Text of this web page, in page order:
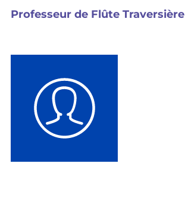
Professeur de Flûte Traversière